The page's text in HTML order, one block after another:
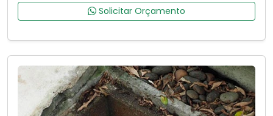
Solicitar Orçamento